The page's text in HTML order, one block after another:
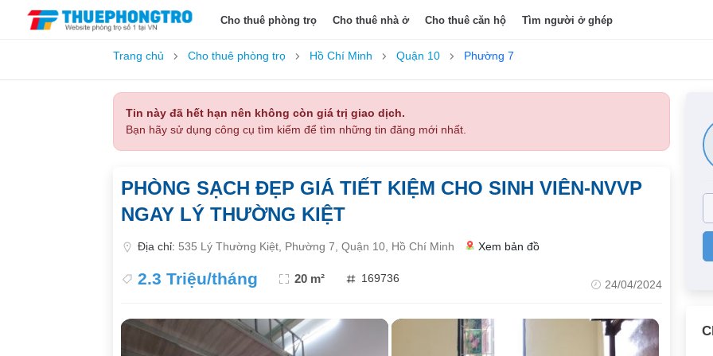
Cho thuê phòng trọ Cho thuê nhà ở Cho thuê căn hộ Tìm người ở ghép
Trang chủ Cho thuê phòng trọ Hồ Chí Minh Quận 10 Phường 7
Tin này đã hết hạn nên không còn giá trị giao dịch.
Bạn hãy sử dụng công cụ tìm kiếm để tìm những tin đăng mới nhất.
PHÒNG SẠCH ĐẸP GIÁ TIẾT KIỆM CHO SINH VIÊN-NVVP
NGAY LÝ THƯỜNG KIỆT
Địa chỉ: 535 Lý Thường Kiệt, Phường 7, Quận 10, Hồ Chí Minh Xem bản đồ
2.3 Triệu/tháng 20 m² 169736 24/04/2024